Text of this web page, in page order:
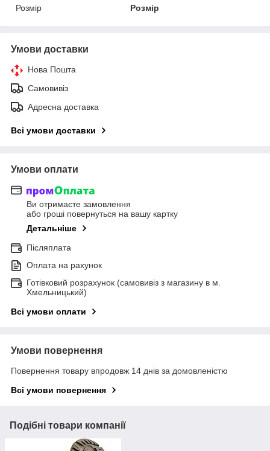
Розмір
Розмір
Умови доставки
Нова Пошта
Самовивіз
Адресна доставка
Всі умови доставки
Умови оплати
Ви отримаєте замовлення
або гроші повернуться на вашу картку
Детальніше
Післяплата
Оплата на рахунок
Готівковий розрахунок (самовивіз з магазину в м.
Хмельницький)
Всі умови оплати
Умови повернення
Повернення товару впродовж 14 днів за домовленістю
Всі умови повернення
Подібні товари компанії